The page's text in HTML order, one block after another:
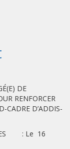
DE
RENFORCER
CADRE D’ADDIS-
: Le 16